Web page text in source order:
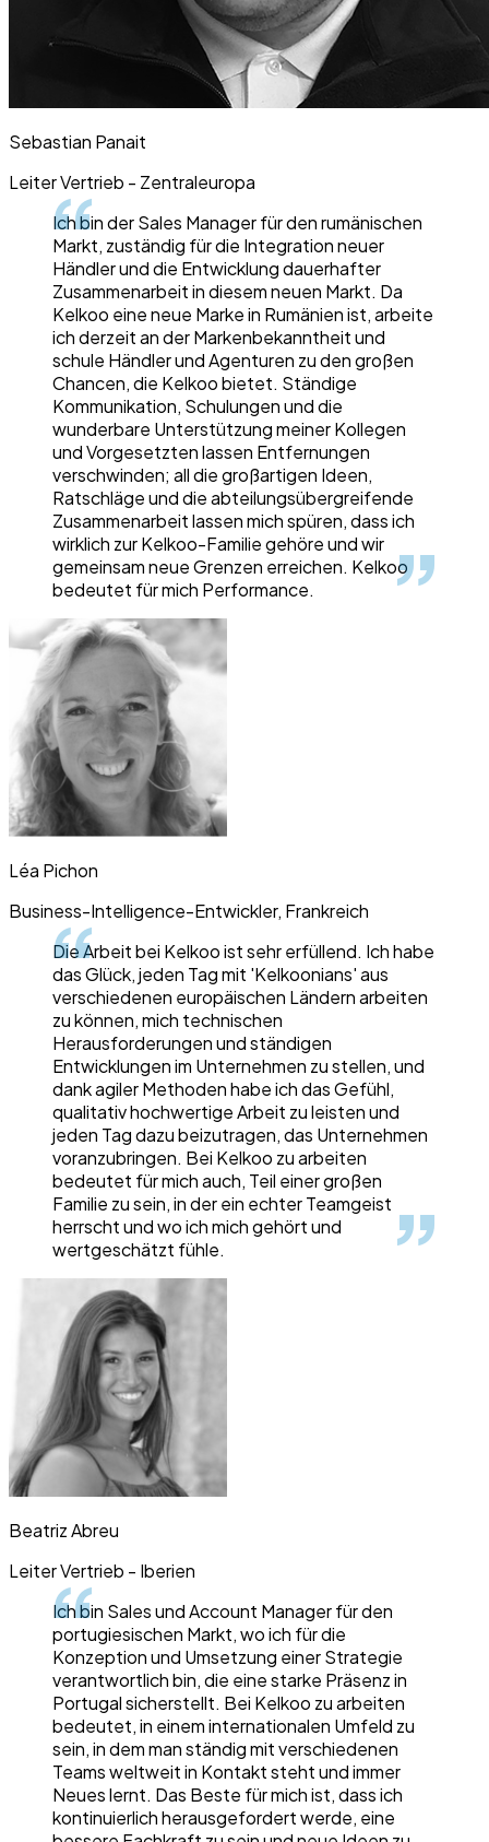
Sebastian Panait
Leiter Vertrieb - Zentraleuropa
Ich bin der Sales Manager für den rumänischen
Markt, zuständig für die Integration neuer
Händler und die Entwicklung dauerhafter
Zusammenarbeit in diesem neuen Markt. Da
Kelkoo eine neue Marke in Rumänien ist, arbeite
ich derzeit an der Markenbekanntheit und
schule Händler und Agenturen zu den großen
Chancen, die Kelkoo bietet. Ständige
Kommunikation, Schulungen und die
wunderbare Unterstützung meiner Kollegen
und Vorgesetzten lassen Entfernungen
verschwinden; all die großartigen Ideen,
Ratschläge und die abteilungsübergreifende
Zusammenarbeit lassen mich spüren, dass ich
wirklich zur Kelkoo-Familie gehöre und wir
gemeinsam neue Grenzen erreichen. Kelkoo
bedeutet für mich Performance.
Léa Pichon
Business-Intelligence-Entwickler, Frankreich
Die Arbeit bei Kelkoo ist sehr erfüllend. Ich habe
das Glück, jeden Tag mit 'Kelkoonians' aus
verschiedenen europäischen Ländern arbeiten
zu können, mich technischen
Herausforderungen und ständigen
Entwicklungen im Unternehmen zu stellen, und
dank agiler Methoden habe ich das Gefühl,
qualitativ hochwertige Arbeit zu leisten und
jeden Tag dazu beizutragen, das Unternehmen
voranzubringen. Bei Kelkoo zu arbeiten
bedeutet für mich auch, Teil einer großen
Familie zu sein, in der ein echter Teamgeist
herrscht und wo ich mich gehört und
wertgeschätzt fühle.
Beatriz Abreu
Leiter Vertrieb - Iberien
Ich bin Sales und Account Manager für den
portugiesischen Markt, wo ich für die
Konzeption und Umsetzung einer Strategie
verantwortlich bin, die eine starke Präsenz in
Portugal sicherstellt. Bei Kelkoo zu arbeiten
bedeutet, in einem internationalen Umfeld zu
sein, in dem man ständig mit verschiedenen
Teams weltweit in Kontakt steht und immer
Neues lernt. Das Beste für mich ist, dass ich
kontinuierlich herausgefordert werde, eine